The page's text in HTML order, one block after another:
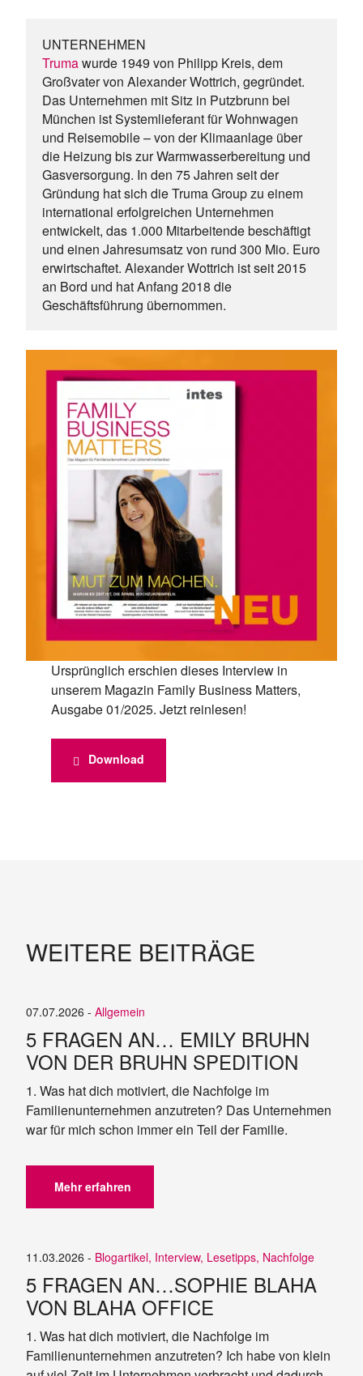
UNTERNEHMEN
Truma wurde 1949 von Philipp Kreis, dem
Großvater von Alexander Wottrich, gegründet.
Das Unternehmen mit Sitz in Putzbrunn bei
München ist Systemlieferant für Wohnwagen
und Reisemobile – von der Klimaanlage über
die Heizung bis zur Warmwasserbereitung und
Gasversorgung. In den 75 Jahren seit der
Gründung hat sich die Truma Group zu einem
international erfolgreichen Unternehmen
entwickelt, das 1.000 Mitarbeitende beschäftigt
und einen Jahresumsatz von rund 300 Mio. Euro
erwirtschaftet. Alexander Wottrich ist seit 2015
an Bord und hat Anfang 2018 die
Geschäftsführung übernommen.
Ursprünglich erschien dieses Interview in
unserem Magazin Family Business Matters,
Ausgabe 01/2025. Jetzt reinlesen!
Download
WEITERE BEITRÄGE
07.07.2026 - Allgemein
5 FRAGEN AN… EMILY BRUHN
VON DER BRUHN SPEDITION
1. Was hat dich motiviert, die Nachfolge im
Familienunternehmen anzutreten? Das Unternehmen
war für mich schon immer ein Teil der Familie.
Mehr erfahren
11.03.2026 - Blogartikel, Interview, Lesetipps, Nachfolge
5 FRAGEN AN…SOPHIE BLAHA
VON BLAHA OFFICE
1. Was hat dich motiviert, die Nachfolge im
Familienunternehmen anzutreten? Ich habe von klein